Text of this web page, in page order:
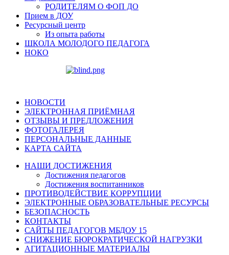
РОДИТЕЛЯМ О ФОП ДО
Прием в ДОУ
Ресурсный центр
Из опыта работы
ШКОЛА МОЛОДОГО ПЕДАГОГА
НОКО
НОВОСТИ
ЭЛЕКТРОННАЯ ПРИЁМНАЯ
ОТЗЫВЫ И ПРЕДЛОЖЕНИЯ
ФОТОГАЛЕРЕЯ
ПЕРСОНАЛЬНЫЕ ДАННЫЕ
КАРТА САЙТА
НАШИ ДОСТИЖЕНИЯ
Достижения педагогов
Достижения воспитанников
ПРОТИВОДЕЙСТВИЕ КОРРУПЦИИ
ЭЛЕКТРОННЫЕ ОБРАЗОВАТЕЛЬНЫЕ РЕСУРСЫ
БЕЗОПАСНОСТЬ
КОНТАКТЫ
САЙТЫ ПЕДАГОГОВ МБДОУ 15
СНИЖЕНИЕ БЮРОКРАТИЧЕСКОЙ НАГРУЗКИ
АГИТАЦИОННЫЕ МАТЕРИАЛЫ